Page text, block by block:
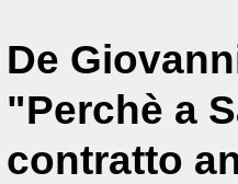
De
"Perchè a
contratto